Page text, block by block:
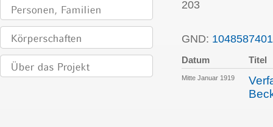
203
GND: 1048587401
Datum Titel
Mitte Januar 1919